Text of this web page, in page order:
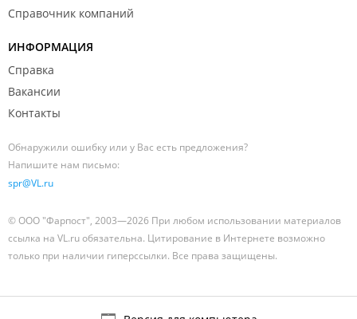
Справочник компаний
ИНФОРМАЦИЯ
Справка
Вакансии
Контакты
Обнаружили ошибку или у Вас есть предложения?
Напишите нам письмо:
spr@VL.ru
© ООО "Фарпост", 2003—2026 При любом использовании материалов
ссылка на VL.ru обязательна. Цитирование в Интернете возможно
только при наличии гиперссылки. Все права защищены.